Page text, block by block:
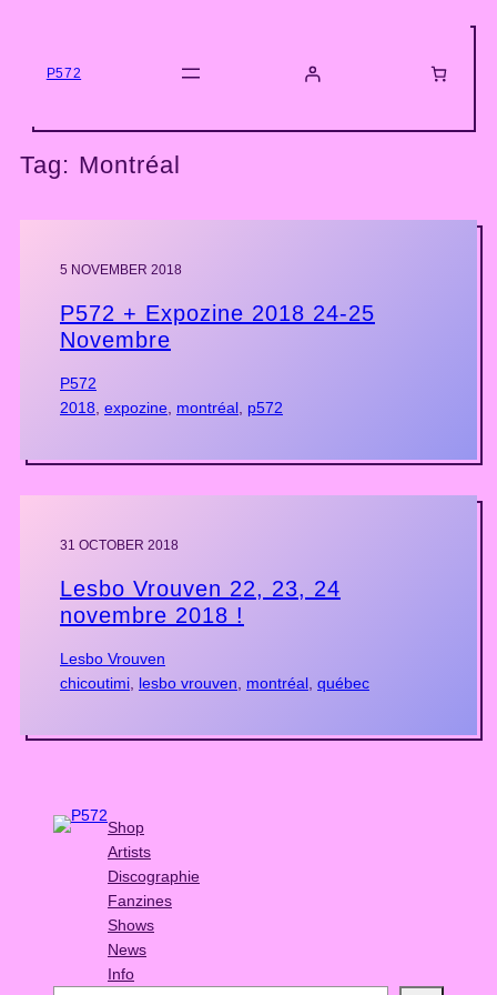
contentP572
Tag: Montréal
5 NOVEMBER 2018
P572 + Expozine 2018 24-25
Novembre
P572
2018, expozine, montréal, p572
31 OCTOBER 2018
Lesbo Vrouven 22, 23, 24
novembre 2018 !
Lesbo Vrouven
chicoutimi, lesbo vrouven, montréal, québec
Shop
Artists
Discographie
Fanzines
Shows
News
Info